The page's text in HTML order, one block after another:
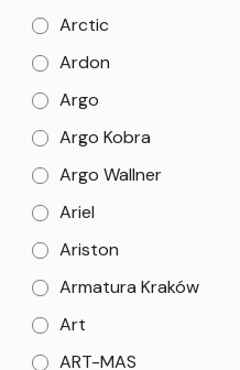
Arctic
Ardon
Argo
Argo Kobra
Argo Wallner
Ariel
Ariston
Armatura Kraków
Art
ART-MAS